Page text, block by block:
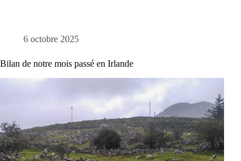
6 octobre 2025
Bilan de notre mois passé en Irlande